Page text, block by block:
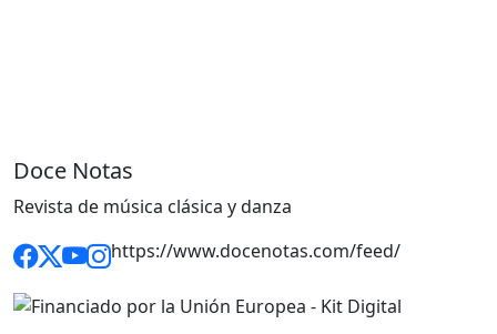
Doce Notas
Revista de música clásica y danza
https://www.docenotas.com/feed/